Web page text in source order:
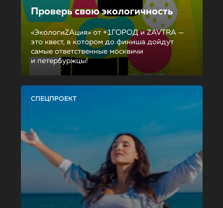
Проверь свою экологичность
«ЭкологиZAция» от +1ГОРОД и ZAVTRA —
это квест, в котором до финиша дойдут
самые ответственные москвичи
и петербуржцы!
СПЕЦПРОЕКТ